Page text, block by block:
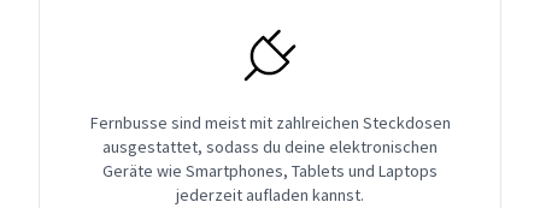
Fernbusse sind meist mit zahlreichen Steckdosen
ausgestattet, sodass du deine elektronischen
Geräte wie Smartphones, Tablets und Laptops
jederzeit aufladen kannst.